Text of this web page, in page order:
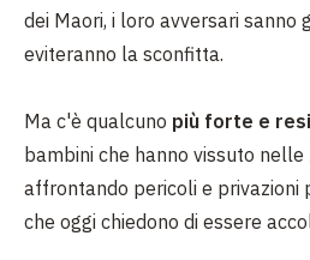
dei Maori, i loro avversari sanno
eviteranno la sconfitta.
Ma c'è qualcuno più forte e
bambini che hanno vissuto nelle
affrontando pericoli e privazioni
che oggi chiedono di essere